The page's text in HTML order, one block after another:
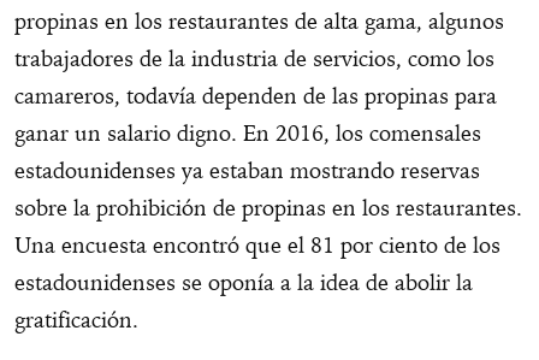
propinas en los restaurantes de alta gama, algunos
trabajadores de la industria de servicios, como los
camareros, todavía dependen de las propinas para
ganar un salario digno. En 2016, los comensales
estadounidenses ya estaban mostrando reservas
sobre la prohibición de propinas en los restaurantes.
Una encuesta encontró que el 81 por ciento de los
estadounidenses se oponía a la idea de abolir la
gratificación.